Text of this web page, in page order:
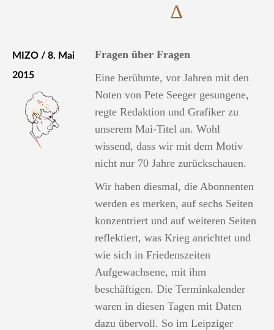
∆
MIZO / 8. Mai
2015
Fragen über Fragen
Eine berühmte, vor Jahren mit den
Noten von Pete Seeger gesungene,
regte Redaktion und Grafiker zu
unserem Mai-Titel an. Wohl
wissend, dass wir mit dem Motiv
nicht nur 70 Jahre zurückschauen.
Wir haben diesmal, die Abonnenten
werden es merken, auf sechs Seiten
konzentriert und auf weiteren Seiten
reflektiert, was Krieg anrichtet und
wie sich in Friedenszeiten
Aufgewachsene, mit ihm
beschäftigen. Die Terminkalender
waren in diesen Tagen mit Daten
dazu übervoll. So im Leipziger